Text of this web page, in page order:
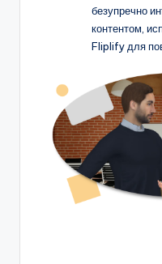
безупречно
контентом,
Fliplify для